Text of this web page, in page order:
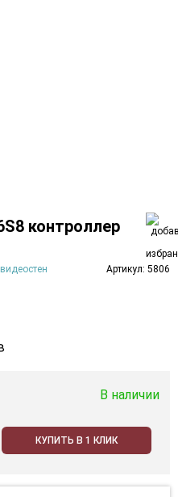
контроллер
Артикул: 5806
В наличии
КУПИТЬ В 1 КЛИК